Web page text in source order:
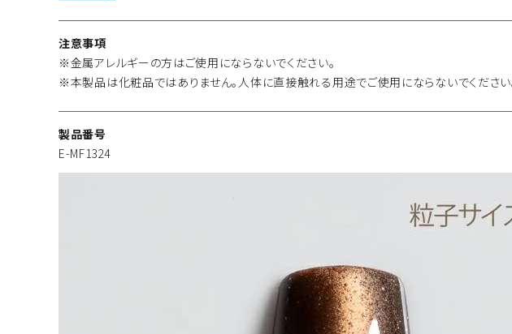
注意事項
※金属アレルギーの方はご使用にならないでください。
※本製品は化粧品ではありません。人体に直接触れる用途でご使用にならないでください
製品番号
E-MF1324